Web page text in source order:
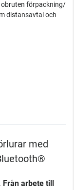
obruten förpackning/
distansavtal och
med
Från arbete till